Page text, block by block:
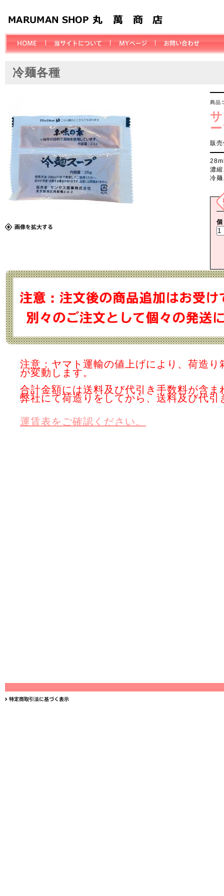
冷麺各種
商品
販
濃
冷
注意：ヤマト運輸の値上げにより、荷造
が変動します。
合計金額には送料及び代引き手数料が含ま
弊社にて荷造りをしてから、送料及び代
運賃表をご確認ください。